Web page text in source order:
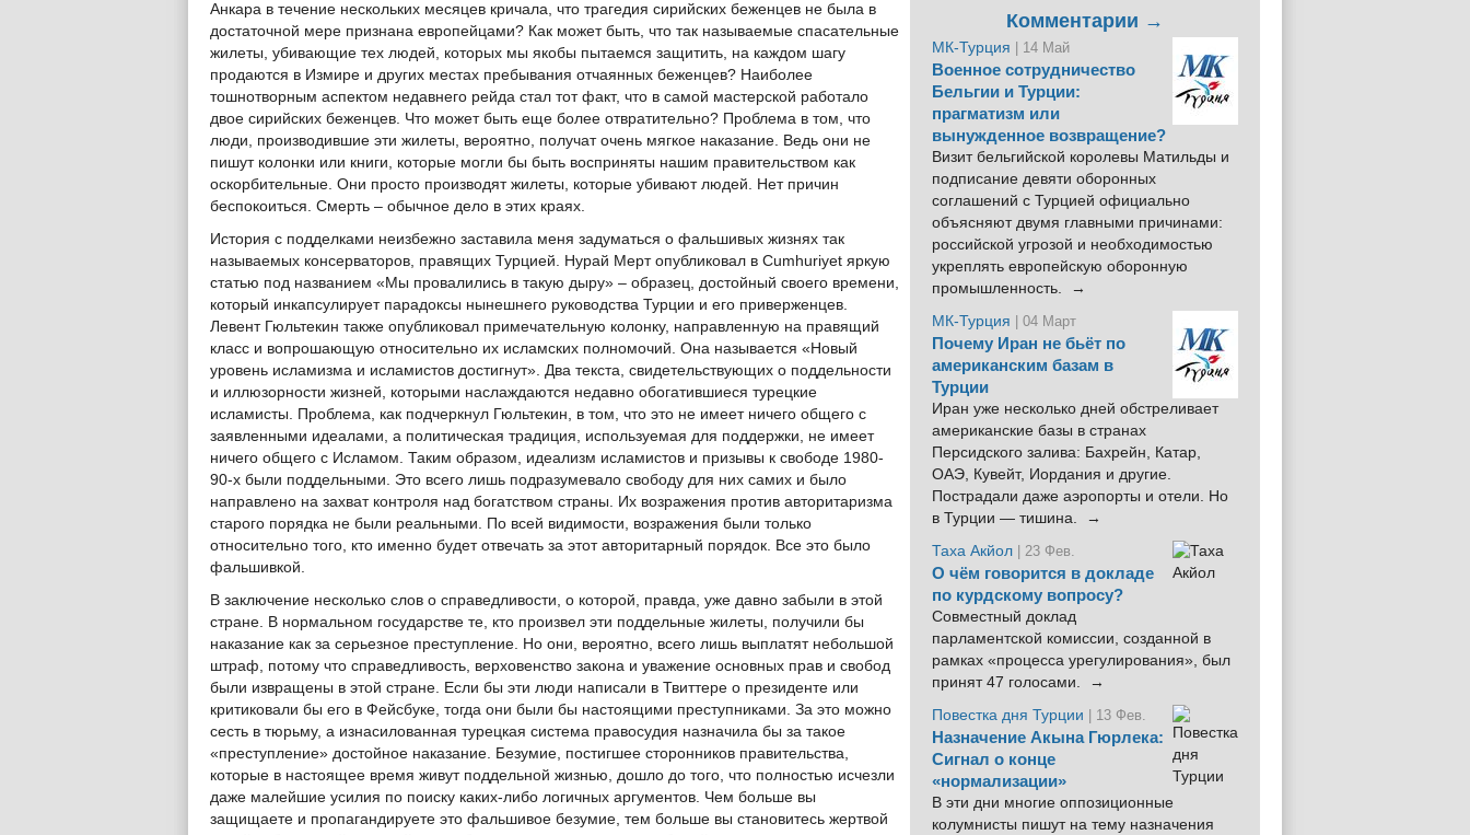
Анкара в течение нескольких месяцев кричала, что трагедия сирийских беженцев не была в
достаточной мере признана европейцами? Как может быть, что так называемые спасательные
жилеты, убивающие тех людей, которых мы якобы пытаемся защитить, на каждом шагу
продаются в Измире и других местах пребывания отчаянных беженцев? Наиболее
тошнотворным аспектом недавнего рейда стал тот факт, что в самой мастерской работало
двое сирийских беженцев. Что может быть еще более отвратительно? Проблема в том, что
люди, производившие эти жилеты, вероятно, получат очень мягкое наказание. Ведь они не
пишут колонки или книги, которые могли бы быть восприняты нашим правительством как
оскорбительные. Они просто производят жилеты, которые убивают людей. Нет причин
беспокоиться. Смерть – обычное дело в этих краях.
История с подделками неизбежно заставила меня задуматься о фальшивых жизнях так
называемых консерваторов, правящих Турцией. Нурай Мерт опубликовал в Cumhuriyet яркую
статью под названием «Мы провалились в такую дыру» – образец, достойный своего времени,
который инкапсулирует парадоксы нынешнего руководства Турции и его приверженцев.
Левент Гюльтекин также опубликовал примечательную колонку, направленную на правящий
класс и вопрошающую относительно их исламских полномочий. Она называется «Новый
уровень исламизма и исламистов достигнут». Два текста, свидетельствующих о поддельности
и иллюзорности жизней, которыми наслаждаются недавно обогатившиеся турецкие
исламисты. Проблема, как подчеркнул Гюльтекин, в том, что это не имеет ничего общего с
заявленными идеалами, а политическая традиция, используемая для поддержки, не имеет
ничего общего с Исламом. Таким образом, идеализм исламистов и призывы к свободе 1980-
90-х были поддельными. Это всего лишь подразумевало свободу для них самих и было
направлено на захват контроля над богатством страны. Их возражения против авторитаризма
старого порядка не были реальными. По всей видимости, возражения были только
относительно того, кто именно будет отвечать за этот авторитарный порядок. Все это было
фальшивкой.
В заключение несколько слов о справедливости, о которой, правда, уже давно забыли в этой
стране. В нормальном государстве те, кто произвел эти поддельные жилеты, получили бы
наказание как за серьезное преступление. Но они, вероятно, всего лишь выплатят небольшой
штраф, потому что справедливость, верховенство закона и уважение основных прав и свобод
были извращены в этой стране. Если бы эти люди написали в Твиттере о президенте или
критиковали бы его в Фейсбуке, тогда они были бы настоящими преступниками. За это можно
сесть в тюрьму, а изнасилованная турецкая система правосудия назначила бы за такое
«преступление» достойное наказание. Безумие, постигшее сторонников правительства,
которые в настоящее время живут поддельной жизнью, дошло до того, что полностью исчезли
даже малейшие усилия по поиску каких-либо логичных аргументов. Чем больше вы
защищаете и пропагандируете это фальшивое безумие, тем больше вы становитесь жертвой
Комментарии →
МК-Турция | 14 Май
Военное сотрудничество
Бельгии и Турции:
прагматизм или
вынужденное возвращение?
Визит бельгийской королевы Матильды и
подписание девяти оборонных
соглашений с Турцией официально
объясняют двумя главными причинами:
российской угрозой и необходимостью
укреплять европейскую оборонную
промышленность. →
МК-Турция
| 04 Март
Почему Иран не бьёт по
американским базам в
Турции
Иран уже несколько дней обстреливает
американские базы в странах
Персидского залива: Бахрейн, Катар,
ОАЭ, Кувейт, Иордания и другие.
Пострадали даже аэропорты и отели. Но
в Турции — тишина. →
Таха Акйол | 23 Фев.
О чём говорится в докладе
по курдскому вопросу?
Совместный доклад
парламентской комиссии, созданной в
рамках «процесса урегулирования», был
принят 47 голосами. →
Повестка дня Турции
| 13 Фев.
Назначение Акына Гюрлека:
Сигнал о конце
«нормализации»
В эти дни многие оппозиционные
колумнисты пишут на тему назначения